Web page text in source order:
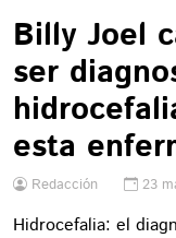
Billy Joel
ser
esta
Redacción 23
Hidrocefalia: el